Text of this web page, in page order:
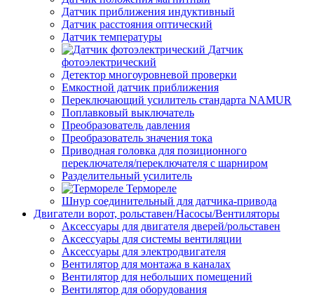
Датчик приближения индуктивный
Датчик расстояния оптический
Датчик температуры
Датчик
фотоэлектрический
Детектор многоуровневой проверки
Емкостной датчик приближения
Переключающий усилитель стандарта NAMUR
Поплавковый выключатель
Преобразователь давления
Преобразователь значения тока
Приводная головка для позиционного
переключателя/переключателя с шарниром
Разделительный усилитель
Термореле
Шнур соединительный для датчика-привода
Двигатели ворот, рольставен/Насосы/Вентиляторы
Аксессуары для двигателя дверей/рольставен
Аксессуары для системы вентиляции
Аксессуары для электродвигателя
Вентилятор для монтажа в каналах
Вентилятор для небольших помещений
Вентилятор для оборудования